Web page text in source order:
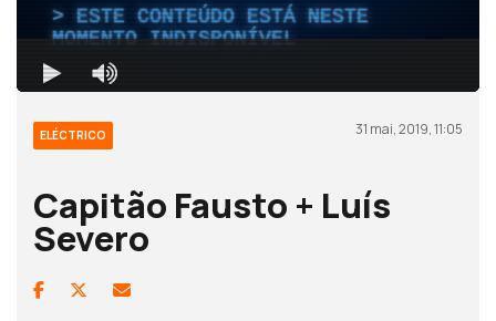
ELÉCTRICO 31 mai, 2019, 11:05
Capitão Fausto + Luís
Severo